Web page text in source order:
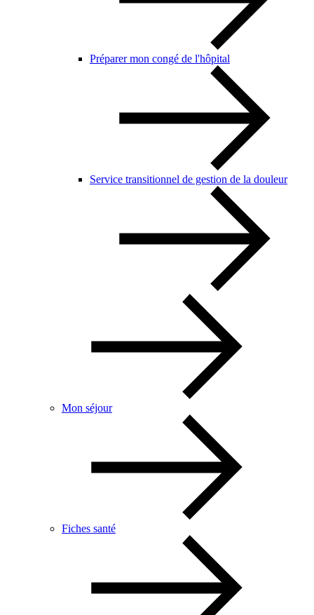
Préparer mon congé de l'hôpital
Service transitionnel de gestion de la douleur
Mon séjour
Fiches santé